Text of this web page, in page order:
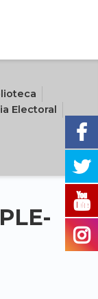
Electoral